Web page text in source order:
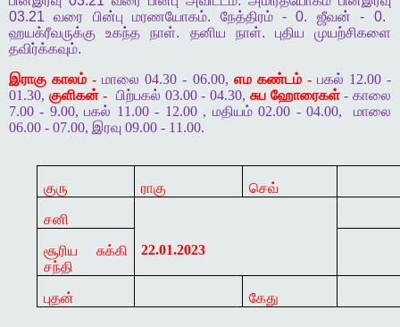
03.21வரை பின்பு மரணயோகம். நேத்திரம்- 0. ஜீவன் - 0.
ஹயக்ரீவருக்கு
உகந்த நாள். தனிய நாள். புதிய
முயற்சிகளை
தவிர்க்கவும்.
இராகு காலம் - மாலை 04.30 - 06.00, எம கண்டம் -பகல் 12.00 -
01.30, குளிகன் - பிற்பகல் 03.00 - 04.30, சுப ஹோரைகள்- காலை
7.00 - 9.00, பகல் 11.00 - 12.00 , மதியம் 02.00 - 04.00,
மாலை
06.00 - 07.00, இரவு 09.00 - 11.00.
குரு ராகு செவ்
சனி
22.01.2023
சூரிய சுக்கி
சந்தி
புதன் கேது